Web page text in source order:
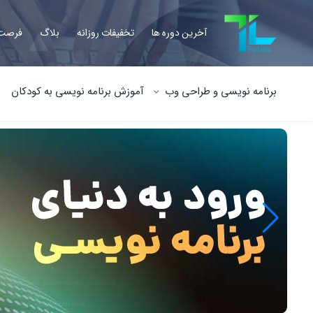
آخرین دوره ها تخفیفات روزانه بلاگ
برنامه نویسی و طراحی وب آموزش برنامه نویسی به کودکان